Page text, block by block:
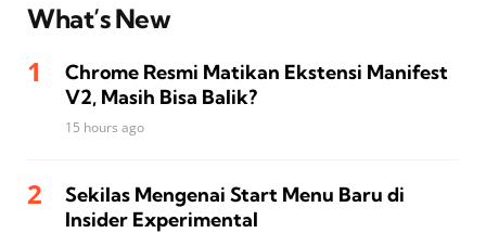
What’s New
Chrome Resmi Matikan Ekstensi Manifest
V2, Masih Bisa Balik?
15 hours ago
Sekilas Mengenai Start Menu Baru di
Insider Experimental